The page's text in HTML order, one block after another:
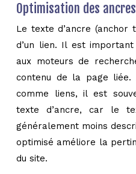
Optimisation des
Le texte d’ancre
d’un lien. Il est
aux moteurs de
contenu de la page liée.
comme liens, il est
texte d’ancre, car le
généralement moins
optimisé améliore la
du site.